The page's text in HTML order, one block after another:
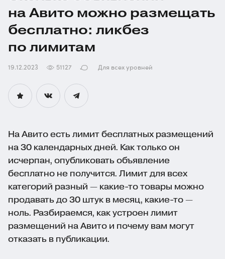
на Авито можно размещать
бесплатно: ликбез
по лимитам
19.12.2023 51127 Для всех уровней
На Авито есть лимит бесплатных размещений
на 30 календарных дней. Как только он
исчерпан, опубликовать объявление
бесплатно не получится. Лимит для всех
категорий разный — какие-то товары можно
продавать до 30 штук в месяц, какие-то —
ноль. Разбираемся, как устроен лимит
размещений на Авито и почему вам могут
отказать в публикации.